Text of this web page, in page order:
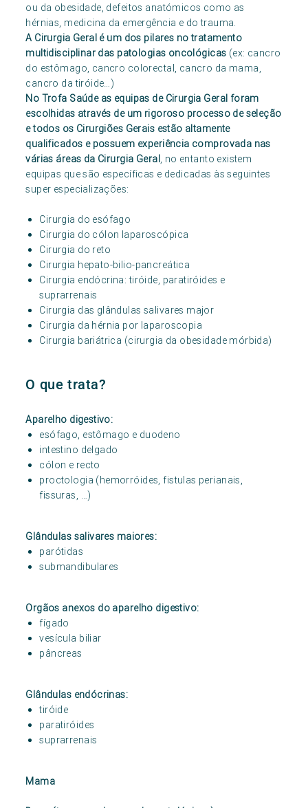
ou da obesidade, defeitos anatómicos como as
hérnias, medicina da emergência e do trauma.
A Cirurgia Geral é um dos pilares no tratamento
multidisciplinar das patologias oncológicas (ex: cancro
do estômago, cancro colorectal, cancro da mama,
cancro da tiróide…)
No Trofa Saúde as equipas de Cirurgia Geral foram
escolhidas através de um rigoroso processo de seleção
e todos os Cirurgiões Gerais estão altamente
qualificados e possuem experiência comprovada nas
várias áreas da Cirurgia Geral , no entanto existem
equipas que são específicas e dedicadas às seguintes
super especializações:
Cirurgia do esófago
Cirurgia do cólon laparoscópica
Cirurgia do reto
Cirurgia hepato-bilio-pancreática
Cirurgia endócrina: tiróide, paratiróides e
suprarrenais
Cirurgia das glândulas salivares major
Cirurgia da hérnia por laparoscopia
Cirurgia bariátrica (cirurgia da obesidade mórbida)
O que trata?
Aparelho digestivo:
esófago, estômago e duodeno
intestino delgado
cólon e recto
proctologia (hemorróides, fistulas perianais,
fissuras, …)
Glândulas salivares maiores:
parótidas
submandibulares
Orgãos anexos do aparelho digestivo:
fígado
vesícula biliar
pâncreas
Glândulas endócrinas:
tiróide
paratiróides
suprarrenais
Mama